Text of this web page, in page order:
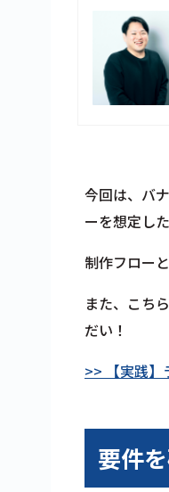
今回は、バ
ーを想定し
制作フロー
また、こち
だい！
>> 【実践】
要件